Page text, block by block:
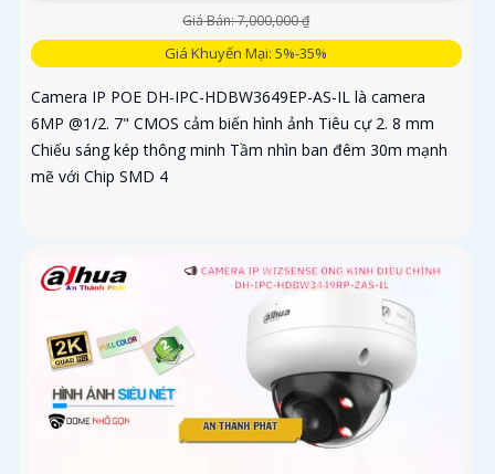
Giá Bán: 7,000,000 ₫
Giá Khuyến Mại: 5%-35%
Camera IP POE DH-IPC-HDBW3649EP-AS-IL là camera
6MP @1/2. 7" CMOS cảm biến hình ảnh Tiêu cự 2. 8 mm
Chiếu sáng kép thông minh Tầm nhìn ban đêm 30m mạnh
mẽ với Chip SMD 4